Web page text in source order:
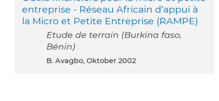
entreprise - Réseau Africain d’appui à
la Micro et Petite Entreprise (RAMPE)
Etude de terrain (Burkina faso,
Bénin)
B. Avagbo, Oktober 2002